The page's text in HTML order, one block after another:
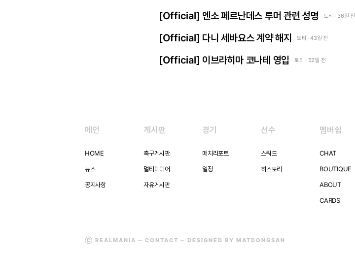
[Official] 엔소 페르난데스 루머 관련 성명 토티 · 36일 전
[Official] 다니 세바요스 계약 해지 토티 · 43일 전
[Official] 이브라히마 코나테 영입 토티 · 52일 전
메인
HOME
뉴스
공지사항
게시판
축구게시판
멀티미디어
자유게시판
경기
매치리포트
일정
선수
스쿼드
히스토리
멤버쉽
CHAT
BOUTIQUE
ABOUT
CARDS
Ⓒ REALMANIA ─ CONTACT ─ DESIGNED BY MATDONGSAN